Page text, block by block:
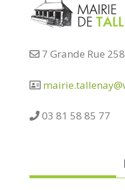
7 Grande Rue
03 81 58 85 77